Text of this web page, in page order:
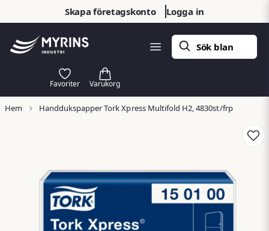
Skapa företagskonto Logga in
Hem Handdukspapper Tork Xpress Multifold H2, 4830st/frp